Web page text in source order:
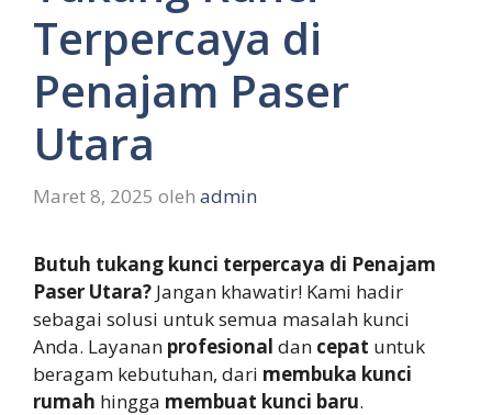
Terpercaya di
Penajam Paser
Utara
Maret 8, 2025 oleh admin
Butuh tukang kunci terpercaya di Penajam
Paser Utara? Jangan khawatir! Kami hadir
sebagai solusi untuk semua masalah kunci
Anda. Layanan profesional dan cepat untuk
beragam kebutuhan, dari membuka kunci
rumah hingga membuat kunci baru.